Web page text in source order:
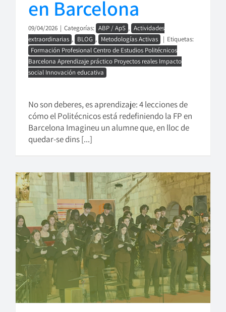
en Barcelona
09/04/2026 | Categorías: ABP / ApS , Actividades
extraordinarias , BLOG , Metodologías Activas | Etiquetas:
Formación Profesional Centro de Estudios Politécnicos
Barcelona Aprendizaje práctico Proyectos reales Impacto
social Innovación educativa
No son deberes, es aprendizaje: 4 lecciones de
cómo el Politécnicos está redefiniendo la FP en
Barcelona Imagineu un alumne que, en lloc de
quedar-se dins [...]